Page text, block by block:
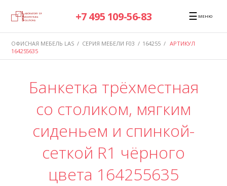
+7 495 109-56-83 ☰ МЕНЮ
ОФИСНАЯ МЕБЕЛЬ LAS / СЕРИЯ МЕБЕЛИ F03 / 164255 / АРТИКУЛ
164255635
Банкетка трёхместная
со столиком, мягким
сиденьем и спинкой-
сеткой R1 чёрного
цвета 164255635